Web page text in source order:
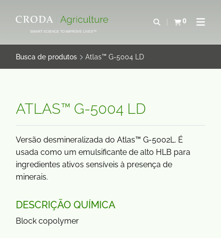
PARA
CONTEÚDO
PARA
MENU
SMART SCIENCE TO IMPROVE LIVES™
Abrir pesquisa
0
Exibir cestaAbrir
Busca de produtos Atlas™ G-5004 LD
ATLAS™ G-5004 LD
Versão desmineralizada do Atlas™ G-5002L. É
usada como um emulsificante de alto HLB para
ingredientes ativos sensíveis à presença de
minerais.
DESCRIÇÃO QUÍMICA
Block copolymer